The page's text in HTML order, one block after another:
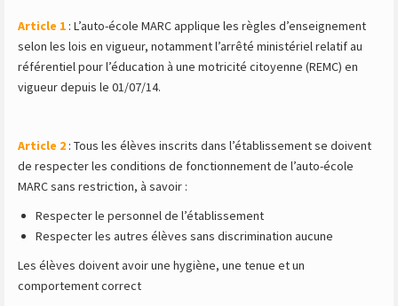
Article 1 : L’auto-école MARC applique les règles d’enseignement
selon les lois en vigueur, notamment l’arrêté ministériel relatif au
référentiel pour l’éducation à une motricité citoyenne (REMC) en
vigueur depuis le 01/07/14.
Article 2 : Tous les élèves inscrits dans l’établissement se doivent
de respecter les conditions de fonctionnement de l’auto-école
MARC sans restriction, à savoir :
Respecter le personnel de l’établissement
Respecter les autres élèves sans discrimination aucune
Les élèves doivent avoir une hygiène, une tenue et un
comportement correct